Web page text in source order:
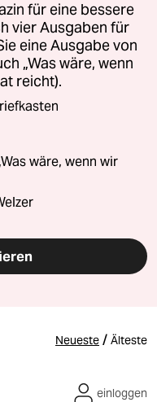
für eine bessere
vier Ausgaben für
eine Ausgabe von
„Was wäre, wenn
reicht).
wäre, wenn wir
Neueste / Älteste
einloggen